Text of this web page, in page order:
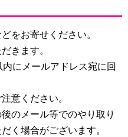
をお寄せください。
きます。
にメールアドレス宛に回
意ください。
のメール等でのやり取り
く場合がございます。